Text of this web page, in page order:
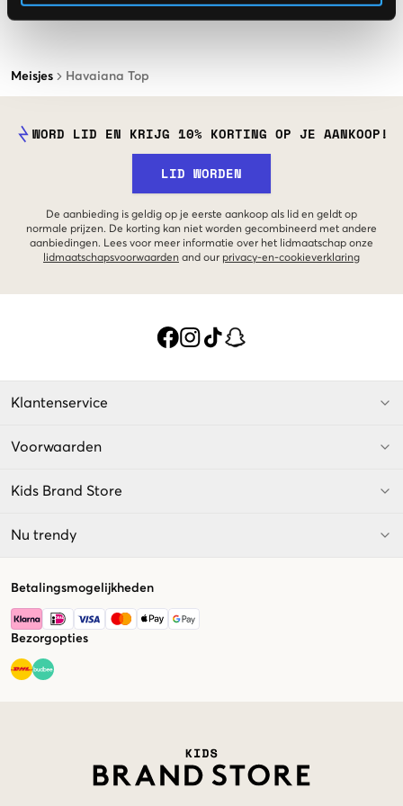
Meisjes Havaiana Top
WORD LID EN KRIJG 10% KORTING OP JE AANKOOP!
LID WORDEN
De aanbieding is geldig op je eerste aankoop als lid en geldt op
normale prijzen. De korting kan niet worden gecombineerd met andere
aanbiedingen. Lees voor meer informatie over het lidmaatschap onze
lidmaatschapsvoorwaarden and our privacy-en-cookieverklaring
Klantenservice
Voorwaarden
Kids Brand Store
Nu trendy
Betalingsmogelijkheden
Bezorgopties